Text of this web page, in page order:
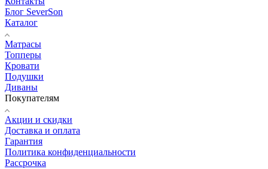
Блог SeverSon
Каталог
Матрасы
Топперы
Кровати
Подушки
Диваны
Покупателям
Акции и скидки
Доставка и оплата
Гарантия
Политика конфиденциальности
Рассрочка